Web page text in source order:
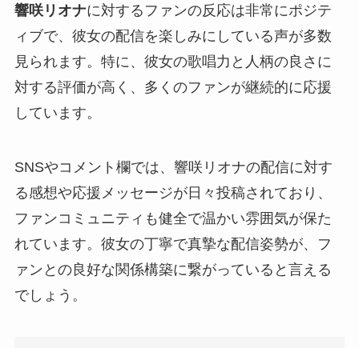
響咲リオナに対するファンの反応は非常にポジテ
ィブで、彼女の配信を楽しみにしている声が多数
見られます。特に、彼女の歌唱力と人柄の良さに
対する評価が高く、多くのファンが継続的に応援
しています。
SNSやコメント欄では、響咲リオナの配信に対す
る感想や応援メッセージが日々投稿されており、
ファンコミュニティも健全で温かい雰囲気が保た
れています。彼女の丁寧で真摯な配信姿勢が、フ
ァンとの良好な関係構築に繋がっていると言える
でしょう。